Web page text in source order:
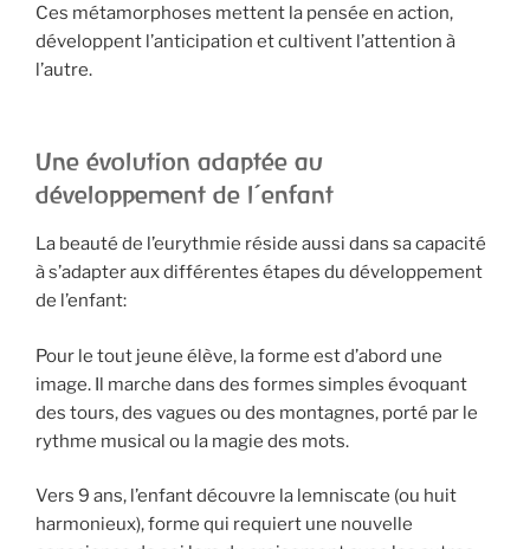
Ces métamorphoses mettent la pensée en action,
développent l’anticipation et cultivent l’attention à
l’autre.
Une évolution adaptée au
développement de l’enfant
La beauté de l’eurythmie réside aussi dans sa capacité
à s’adapter aux différentes étapes du développement
de l’enfant:
Pour le tout jeune élève, la forme est d’abord une
image. Il marche dans des formes simples évoquant
des tours, des vagues ou des montagnes, porté par le
rythme musical ou la magie des mots.
Vers 9 ans, l’enfant découvre la lemniscate (ou huit
harmonieux), forme qui requiert une nouvelle